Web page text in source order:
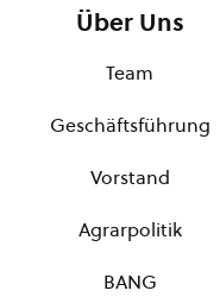
Über Uns
Team
Geschäftsführung
Vorstand
Agrarpolitik
BANG